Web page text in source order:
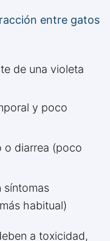
entre gatos
de una violeta
y poco
o diarrea (poco
síntomas
habitual)
a toxicidad,